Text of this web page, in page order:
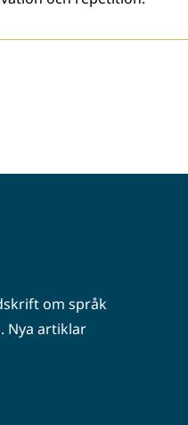
om språk
Nya artiklar